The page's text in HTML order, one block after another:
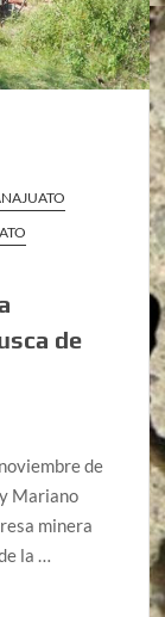
de
de
Mariano
minera
la …